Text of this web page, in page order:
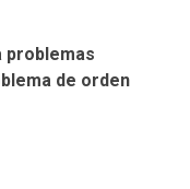
problemas
de orden